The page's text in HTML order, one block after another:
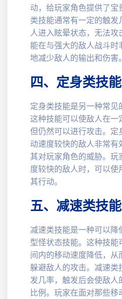
动，给玩家角色提供了宝
类技能通常有一定的触发
人进入眩晕状态，无法
能在与强大的敌人战斗时
地减少敌人的输出和伤害。
四、定身类技能
定身类技能是另一种常见
这种技能可以使敌人在一
但仍然可以进行攻击。定
动速度较快的敌人非常有
其对玩家角色的威胁。玩
度较快的敌人时，可以使
其行动。
五、减速类技能
减速类技能是一种可以降
型怪状态技能。这种技能
间内的移动速度降低，从
躲避敌人的攻击。减速类
发几率，触发后会使敌人
比例。玩家在面对那些移